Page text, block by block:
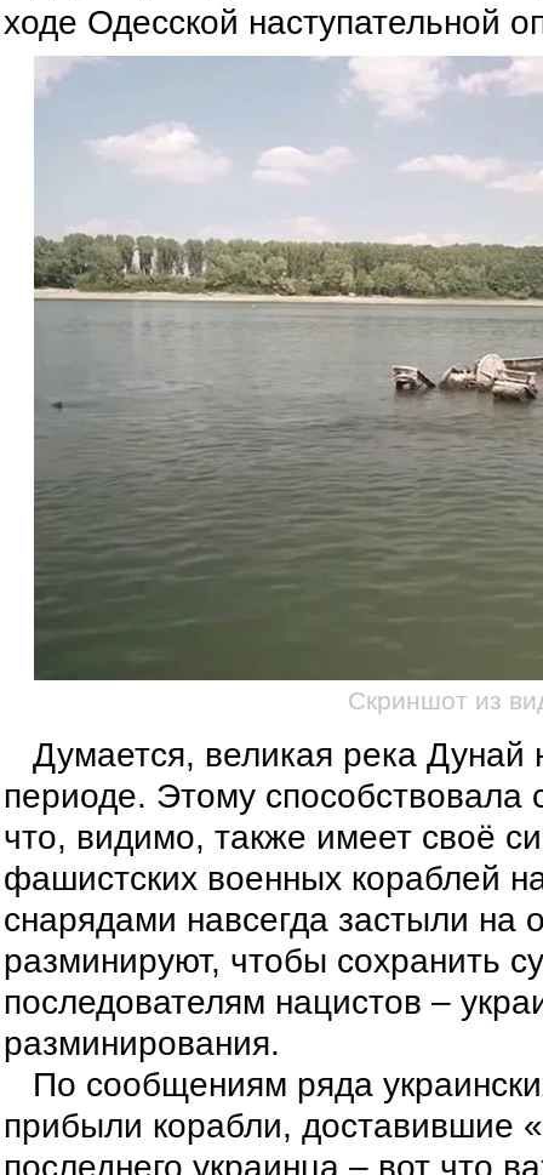
ходе Одесской наступательной
Скриншот из
Думается, великая река Дунай
периоде. Этому
что, видимо, также имеет своё
фашистских военных кораблей
снарядами навсегда застыли на
разминируют, чтобы сохранить
последователям нацистов –
разминирования.
По сообщениям ряда
прибыли корабли, доставившие
последнего украинца – вот что